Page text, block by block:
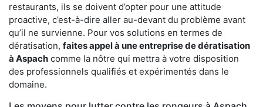
restaurants, ils se doivent d’opter pour une attitude
proactive, c’est-à-dire aller au-devant du problème avant
qu’il ne survienne. Pour vos solutions en termes de
dératisation, faites appel à une entreprise de dératisation
à Aspach comme la nôtre qui mettra à votre disposition
des professionnels qualifiés et expérimentés dans le
domaine.